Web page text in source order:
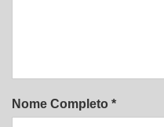
Nome Completo *